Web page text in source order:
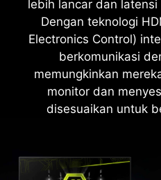
lebih lancar dan
Dengan teknologi
Electronics Control)
berkomunikasi
memungkinkan
monitor dan
disesuaikan untuk
mempertahankan
senjata